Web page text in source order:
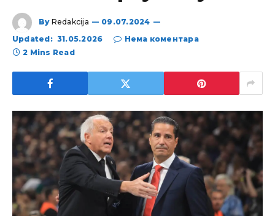
By Redakcija
09.07.2024
Updated: 31.05.2026
Нема коментара
2 Mins Read